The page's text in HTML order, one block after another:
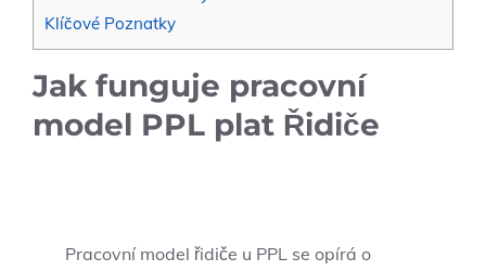
Klíčové Poznatky
Jak funguje pracovní
model PPL plat Řidiče
Pracovní model řidiče u PPL se opírá o